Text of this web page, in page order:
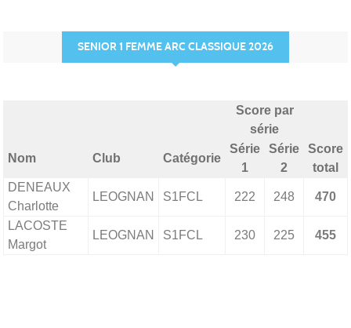
SENIOR 1 FEMME ARC CLASSIQUE 2026
Score par
série
Nom Club Catégorie
Série
1
Série
2
Score
total
DENEAUX
Charlotte
LEOGNAN S1FCL 222 248 470
LACOSTE
Margot
LEOGNAN S1FCL 230 225 455